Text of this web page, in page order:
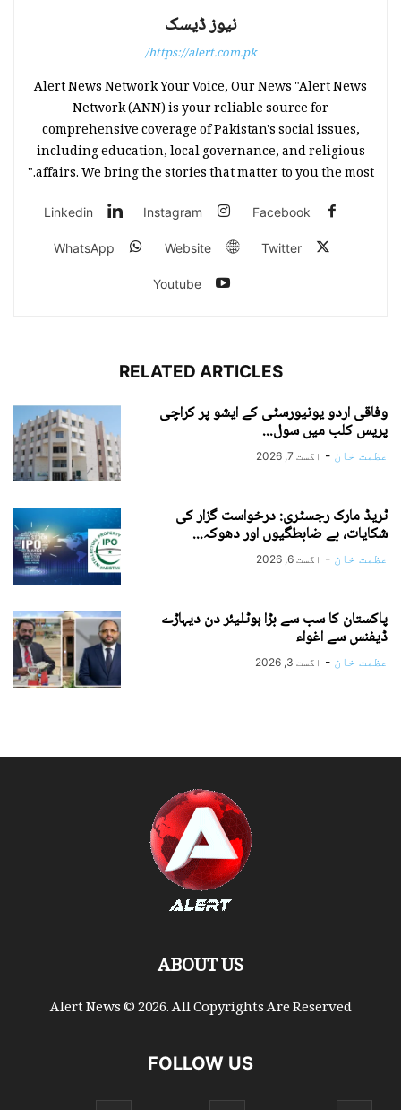
نیوز ڈیسک
https://alert.com.pk/
Alert News Network Your Voice, Our News "Alert News
Network (ANN) is your reliable source for
comprehensive coverage of Pakistan's social issues,
including education, local governance, and religious
affairs. We bring the stories that matter to you the most."
Facebook
Instagram
Linkedin
Twitter
Website
WhatsApp
Youtube
RELATED ARTICLES
وفاقی اردو یونیورسٹی کے ایشو پر کراچی
پریس کلب میں سول...
عظمت خان - اگست 7, 2026
ٹریڈ مارک رجسٹری: درخواست گزار کی
شکایات، بے ضابطگیوں اور دھوکہ...
عظمت خان - اگست 6, 2026
پاکستان کا سب سے بڑا ہوٹلیئر دن دیہاڑے
ڈیفنس سے اغواء
عظمت خان - اگست 3, 2026
ABOUT US
Alert News © 2026. All Copyrights Are Reserved
FOLLOW US